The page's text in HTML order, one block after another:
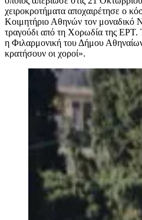
χειροκροτήματα αποχαιρέτησε ο
Κοιμητήριο Αθηνών τον μοναδικό
τραγούδι από τη Χορωδία της
η Φιλαρμονική του Δήμου
κρατήσουν οι χοροί».